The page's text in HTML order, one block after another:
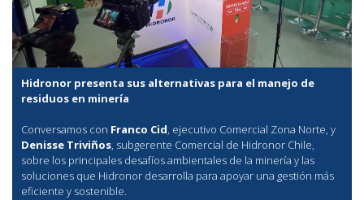
Hidronor presenta sus alternativas para el manejo de
residuos en minería
Conversamos con Franco Cid, ejecutivo Comercial Zona Norte, y
Denisse Triviños, subgerente Comercial de Hidronor Chile,
sobre los principales desafíos ambientales de la minería y las
soluciones que Hidronor desarrolla para apoyar una gestión más
eficiente y sostenible.